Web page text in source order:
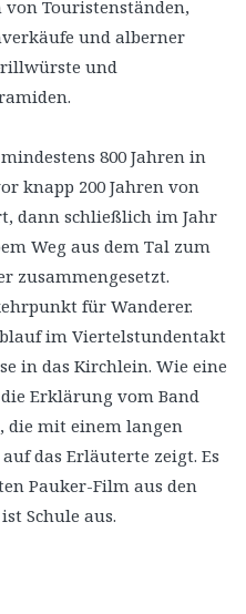
Touristenständen,
und alberner
und
800 Jahren in
knapp 200 Jahren von
dann schließlich im Jahr
Weg aus dem Tal zum
zusammengesetzt.
für Wanderer.
im Viertelstundentakt
in das Kirchlein. Wie eine
Erklärung vom Band
die mit einem langen
das Erläuterte zeigt. Es
Pauker-Film aus den
Schule aus.